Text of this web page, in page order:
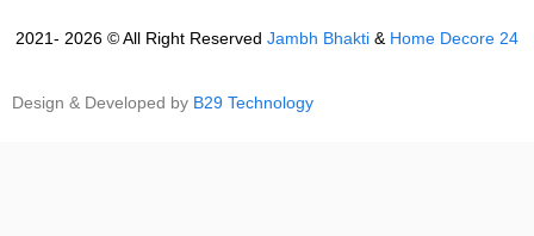
2021- 2026 © All Right Reserved Jambh Bhakti & Home Decore 24
Design & Developed by B29 Technology